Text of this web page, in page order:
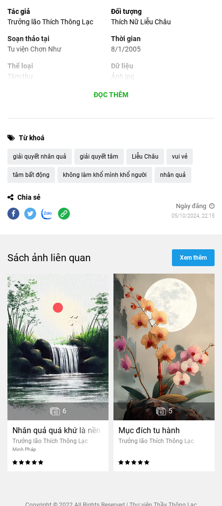
Tác giả
Trưởng lão Thích Thông Lạc
Đối tượng
Thích Nữ Liễu Châu
Soạn thảo tại
Tu viện Chơn Như
Thời gian
8/1/2005
Thể loại
Tâm thư
Dữ liệu
Ảnh jpg
Phù hợp cho
ĐỌC THÊM
Từ khoá
giải quyết nhân quả giải quyết tâm Liễu Châu vui vẻ
tâm bất động không làm khổ mình khổ người nhân quả
Chia sẻ
Ngày đăng
05/10/2024, 22:15
Sách ảnh liên quan Xem thêm
6
Nhân quả quá khứ là nền tảng cho nhân quả hiện tại
Trưởng lão Thích Thông Lạc
Minh Pháp
5
Mục đích tu hành
Trưởng lão Thích Thông Lạc